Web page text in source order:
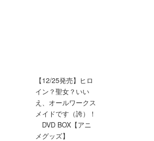
【12/25発売】ヒロ
イン？聖女？いい
え、オールワークス
メイドです（誇）！
DVD BOX【アニ
メグッズ】